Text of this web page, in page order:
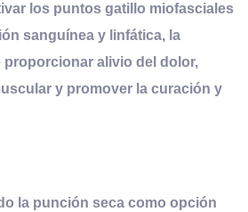
los puntos gatillo miofasciales
sanguínea y linfática, la
alivio del dolor,
y promover la curación y
la punción seca como opción